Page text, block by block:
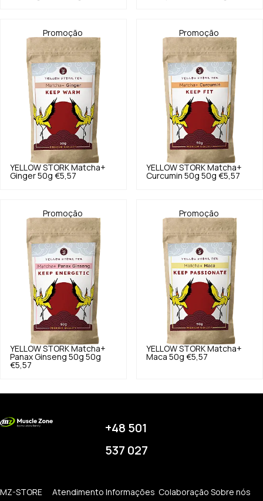
Promoção
YELLOW STORK Matcha+
Ginger 50g €5,57
Promoção
YELLOW STORK Matcha+
Curcumin 50g 50g €5,57
Promoção
YELLOW STORK Matcha+
Panax Ginseng 50g 50g
€5,57
Promoção
YELLOW STORK Matcha+
Maca 50g €5,57
+48 501
537 027
MZ-STORE Atendimento Informações Colaboração Sobre nós